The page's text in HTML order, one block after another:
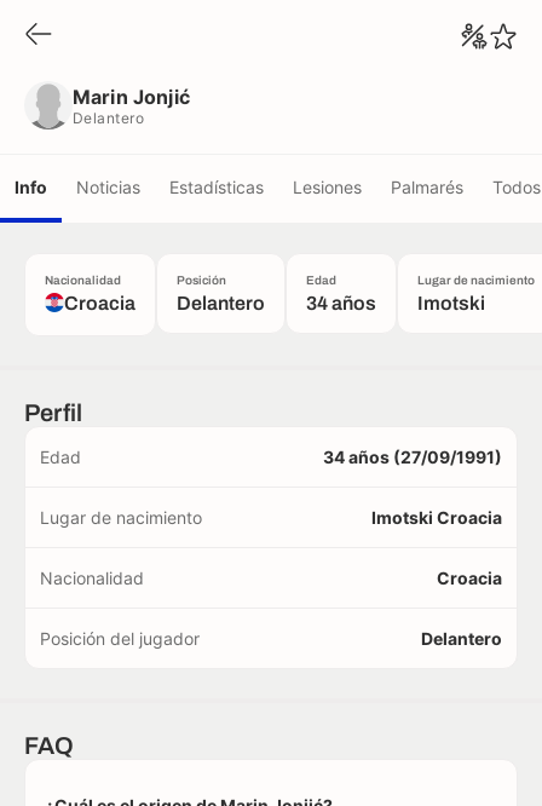
Marin Jonjić
Delantero
Info Noticias Estadísticas Lesiones Palmarés
Nacionalidad
Croacia
Posición
Delantero
Edad
34 años
Lugar de nacimiento
Imotski
Perfil
Edad 34 años (27/09/1991)
Lugar de nacimiento Imotski Croacia
Nacionalidad Croacia
Posición del jugador Delantero
FAQ